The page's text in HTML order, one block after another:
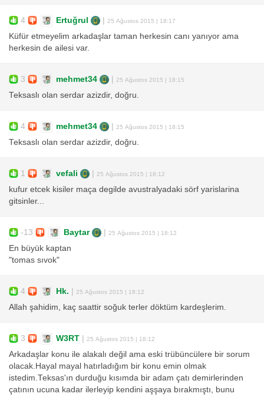
4 Ertuğrul 25 Ağustos 2015 | 18:17
Küfür etmeyelim arkadaşlar taman herkesin canı yanıyor ama
herkesin de ailesi var.
3 mehmet34 25 Ağustos 2015 | 18:15
Teksaslı olan serdar azizdir, doğru.
4 mehmet34 25 Ağustos 2015 | 18:15
Teksaslı olan serdar azizdir, doğru.
1 vefali 25 Ağustos 2015 | 18:12
kufur etcek kisiler maça degilde avustralyadaki sörf yarislarina
gitsinler...
-13 Baytar 25 Ağustos 2015 | 18:12
En büyük kaptan
"tomas sıvok"
4 Hk. 25 Ağustos 2015 | 18:12
Allah şahidim, kaç saattir soğuk terler döktüm kardeşlerim.
3 W3RT 25 Ağustos 2015 | 18:12
Arkadaşlar konu ile alakalı değil ama eski trübüncülere bir sorum
olacak.Hayal mayal hatırladığım bir konu emin olmak
istedim.Teksas'ın durduğu kısımda bir adam çatı demirlerinden
çatının ucuna kadar ilerleyip kendini aşşaya bırakmıştı, bunu